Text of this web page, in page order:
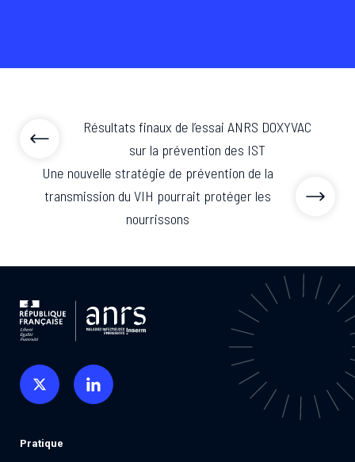
Résultats finaux de l’essai ANRS DOXYVAC
sur la prévention des IST
Une nouvelle stratégie de prévention de la
transmission du VIH pourrait protéger les
nourrissons
Pratique